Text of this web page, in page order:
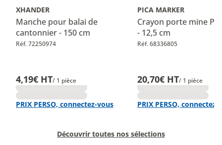
XHANDER
Manche pour balai de
cantonnier - 150 cm
Réf. 72250974
4,19€ HT/ 1 pièce
PRIX PERSO, connectez-vous
PICA MARKER
Crayon porte mine
- 12,5 cm
Réf. 68336805
20,70€ HT/ 1 pièce
PRIX PERSO, connectez-
Découvrir toutes nos sélections